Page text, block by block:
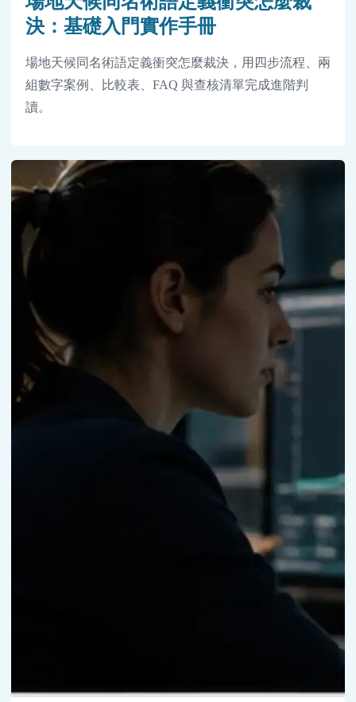
決：基礎入門實作手冊
場地天候同名術語定義衝突怎麼裁決，用四步流程、兩
組數字案例、比較表、FAQ 與查核清單完成進階判
讀。